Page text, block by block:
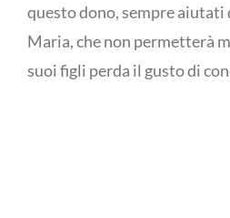
questo dono, sempre aiutati
Maria, che non permetterà
suoi figli perda il gusto di